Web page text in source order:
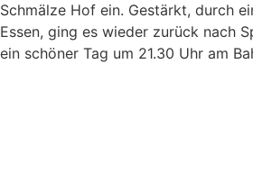
Schmälze Hof ein. Gestärkt, durch
Essen, ging es wieder zurück nach
ein schöner Tag um 21.30 Uhr am